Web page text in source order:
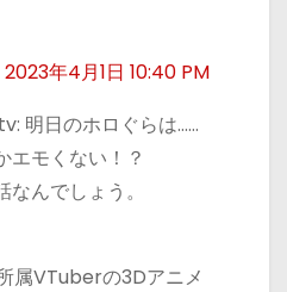
2023年4月1日 10:40 PM
明日のホロぐらは……
エモくない！？
んでしょう。
属VTuberの3Dアニメ